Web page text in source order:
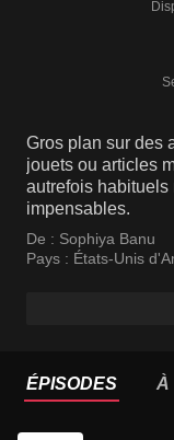
Gros plan sur des
jouets ou articles
autrefois
impensables.
De : Sophiya Banu
Pays : États-Unis
ÉPISODES À